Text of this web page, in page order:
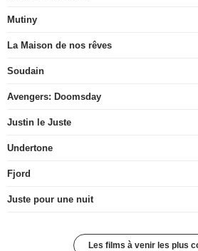
Mutiny
La Maison de nos rêves
Soudain
Avengers: Doomsday
Justin le Juste
Undertone
Fjord
Juste pour une nuit
Les films à venir les plus